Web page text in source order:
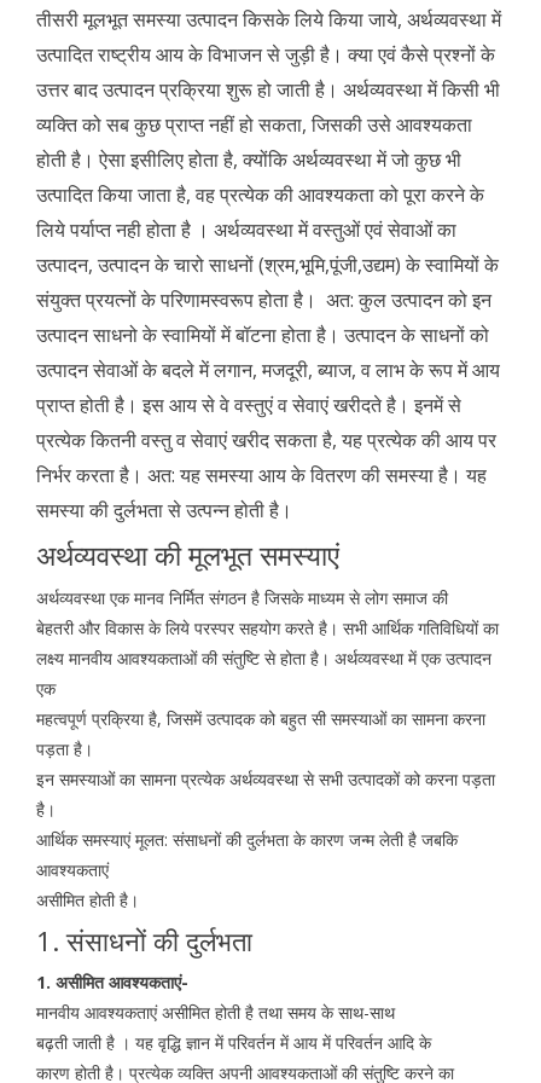
तीसरी मूलभूत समस्या उत्पादन किसके लिये किया जाये, अर्थव्यवस्था में
उत्पादित राष्ट्रीय आय के विभाजन से जुड़ी है। क्या एवं कैसे प्रश्नों के
उत्तर बाद उत्पादन प्रक्रिया शुरू हो जाती है। अर्थव्यवस्था में किसी भी
व्यक्ति को सब कुछ प्राप्त नहीं हो सकता, जिसकी उसे आवश्यकता
होती है। ऐसा इसीलिए होता है, क्योंकि अर्थव्यवस्था में जो कुछ भी
उत्पादित किया जाता है, वह प्रत्येक की आवश्यकता को पूरा करने के
लिये पर्याप्त नही होता है । अर्थव्यवस्था में वस्तुओं एवं सेवाओं का
उत्पादन, उत्पादन के चारो साधनों (श्रम,भूमि,पूंजी,उद्यम) के स्वामियों के
संयुक्त प्रयत्नों के परिणामस्वरूप होता है। अत: कुल उत्पादन को इन
उत्पादन साधनो के स्वामियों में बॉटना होता है। उत्पादन के साधनों को
उत्पादन सेवाओं के बदले में लगान, मजदूरी, ब्याज, व लाभ के रूप में आय
प्राप्त होती है। इस आय से वे वस्तुएं व सेवाएं खरीदते है। इनमें से
प्रत्येक कितनी वस्तु व सेवाएं खरीद सकता है, यह प्रत्येक की आय पर
निर्भर करता है। अत: यह समस्या आय के वितरण की समस्या है। यह
समस्या की दुर्लभता से उत्पन्न होती है।
अर्थव्यवस्था की मूलभूत समस्याएं
अर्थव्यवस्था एक मानव निर्मित संगठन है जिसके माध्यम से लोग समाज की
बेहतरी और विकास के लिये परस्पर सहयोग करते है। सभी आर्थिक गतिविधियों का
लक्ष्य मानवीय आवश्यकताओं की संतुष्टि से होता है। अर्थव्यवस्था में एक उत्पादन
एक
महत्वपूर्ण प्रक्रिया है, जिसमें उत्पादक को बहुत सी समस्याओं का सामना करना
पड़ता है।
इन समस्याओं का सामना प्रत्येक अर्थव्यवस्था से सभी उत्पादकों को करना पड़ता
है।
आर्थिक समस्याएं मूलत: संसाधनों की दुर्लभता के कारण जन्म लेती है जबकि
आवश्यकताएं
असीमित होती है।
1. संसाधनों की दुर्लभता
1. असीमित आवश्यकताएं-
मानवीय आवश्यकताएं असीमित होती है तथा समय के साथ-साथ
बढ़ती जाती है । यह वृद्धि ज्ञान में परिवर्तन में आय में परिवर्तन आदि के
कारण होती है। प्रत्येक व्यक्ति अपनी आवश्यकताओं की संतुष्टि करने का